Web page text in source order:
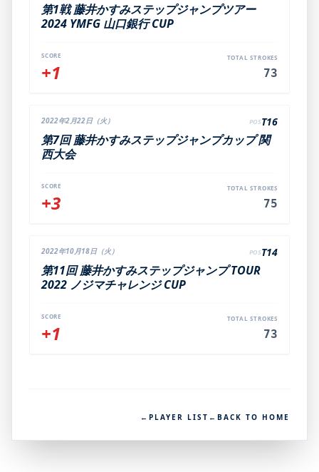
第1戦 藤井かすみステップジャンプツアー
2024 YMFG 山口銀行 CUP
SCORE
+1
TOTAL STROKES
73
2022年2月22日（火） POST16
第7回 藤井かすみステップジャンプカップ 関
西大会
SCORE
+3
TOTAL STROKES
75
2022年10月18日（火） POST14
第11回 藤井かすみステップジャンプ TOUR
2022 ノジマチャレンジ CUP
SCORE
+1
TOTAL STROKES
73
← PLAYER LIST ← BACK TO HOME